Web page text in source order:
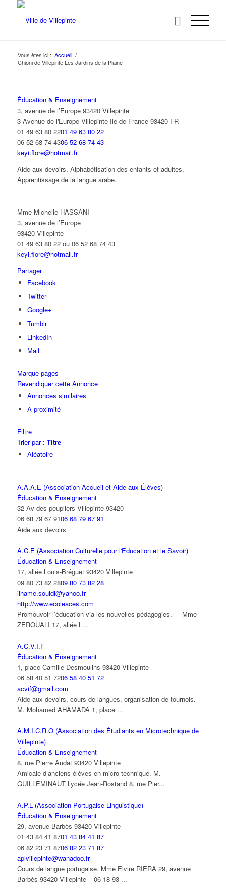
Vous êtes ici : Accueil /
Chioni de Villepinte Les Jardins de la Plaine
Éducation & Enseignement
3, avenue de l’Europe 93420 Villepinte
3 Avenue de l'Europe Villepinte Île-de-France 93420 FR
01 49 63 80 2201 49 63 80 22
06 52 68 74 4306 52 68 74 43
keyi.flore@hotmail.fr
Aide aux devoirs, Alphabétisation des enfants et adultes,
Apprentissage de la langue arabe.
Mme Michelle HASSANI
3, avenue de l’Europe
93420 Villepinte
01 49 63 80 22 ou 06 52 68 74 43
keyi.flore@hotmail.fr
Partager
Facebook
Twitter
Google+
Tumblr
LinkedIn
Mail
Marque-pages
Revendiquer cette Annonce
Annonces similaires
A proximité
Filtre
Trier par : Titre
Aléatoire
A.A.A.E (Association Accueil et Aide aux Élèves)
Éducation & Enseignement
32 Av des peupliers Villepinte 93420
06 68 79 67 9106 68 79 67 91
Aide aux devoirs
A.C.E (Association Culturelle pour l'Education et le Savoir)
Éducation & Enseignement
17, allée Louis-Bréguet 93420 Villepinte
09 80 73 82 2809 80 73 82 28
ilhame.souidi@yahoo.fr
http://www.ecoleaces.com
Promouvoir l’éducation via les nouvelles pédagogies. Mme
ZEROUALI 17, allée L...
A.C.V.I.F
Éducation & Enseignement
1, place Camille-Desmoulins 93420 Villepinte
06 58 40 51 7206 58 40 51 72
acvif@gmail.com
Aide aux devoirs, cours de langues, organisation de tournois.
M. Mohamed AHAMADA 1, place ...
A.M.I.C.R.O (Association des Étudiants en Microtechnique de
Villepinte)
Éducation & Enseignement
8, rue Pierre Audat 93420 Villepinte
Amicale d’anciens élèves en micro-technique. M.
GUILLEMINAUT Lycée Jean-Rostand 8, rue Pier...
A.P.L (Association Portugaise Linguistique)
Éducation & Enseignement
29, avenue Barbès 93420 Villepinte
01 43 84 41 8701 43 84 41 87
06 82 23 71 8706 82 23 71 87
aplvillepinte@wanadoo.fr
Cours de langue portugaise. Mme Elvire RIERA 29, avenue
Barbès 93420 Villepinte – 06 18 93 ...